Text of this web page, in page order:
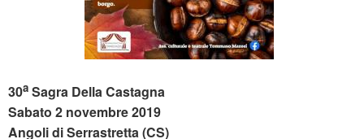
30a Sagra Della Castagna
Sabato 2 novembre 2019
Angoli di Serrastretta (CS)